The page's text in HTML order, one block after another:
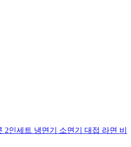
2인세트 냉면기 소면기 대접 라면 비